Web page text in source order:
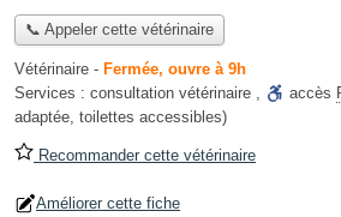
📞 Appeler cette vétérinaire
Vétérinaire - Fermée, ouvre à 9h
Services : consultation vétérinaire , accès
adaptée, toilettes accessibles)
Recommander cette vétérinaire
Améliorer cette fiche